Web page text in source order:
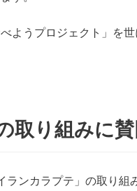
ようプロジェクト」を
取り組みに賛
ンカラプテ」の取り組